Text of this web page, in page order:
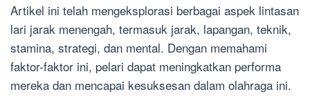
Artikel ini telah mengeksplorasi berbagai aspek lintasan
lari jarak menengah, termasuk jarak, lapangan, teknik,
stamina, strategi, dan mental. Dengan memahami
faktor-faktor ini, pelari dapat meningkatkan performa
mereka dan mencapai kesuksesan dalam olahraga ini.